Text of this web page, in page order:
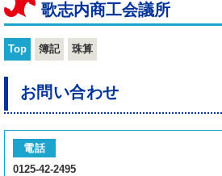
歌志内商工会議所
Top 簿記 珠算
お問い合わせ
電話
0125-42-2495